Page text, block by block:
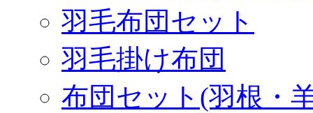
羽毛布団セット
羽毛掛け布団
布団セット(羽根・